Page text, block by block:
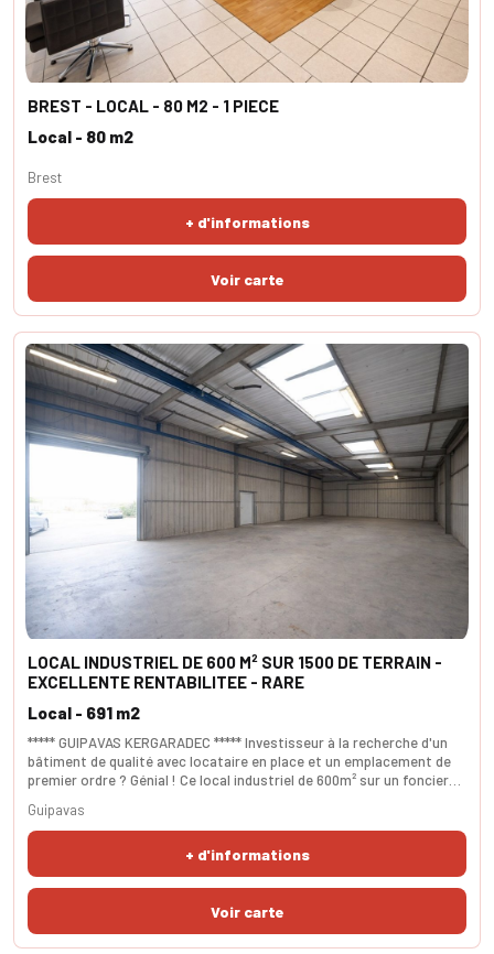
BREST - LOCAL - 80 M2 - 1 PIECE
Local - 80 m2
+ d'informations
Brest
LOCAL INDUSTRIEL DE 600 M² SUR 1500 DE TERRAIN -
EXCELLENTE RENTABILITEE - RARE
***** GUIPAVAS KERGARADEC ***** Investisseur à la recherche d'un
bâtiment de qualité avec locataire en place et un emplacement de
premier ordre ? Génial ! Ce local industriel de 600m² sur un foncier
commerciale. Il se compose d'un atelier de plus de 500M², de deux
bureaux principaux, d'un vestiaire et d’une zone d'accueil. Vous
Local - 691 m2
+ d'informations
Guipavas